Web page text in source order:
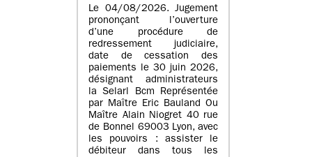
Le 04/08/2026. Jugement
prononçant l’ouverture
d’une procédure de
redressement judiciaire,
date de cessation des
paiements le 30 juin 2026,
désignant administrateurs
la Selarl Bcm Représentée
par Maître Eric Bauland Ou
Maître Alain Niogret 40 rue
de Bonnel 69003 Lyon, avec
les pouvoirs : assister le
débiteur dans tous les